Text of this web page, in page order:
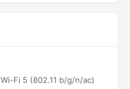
Wi-Fi 5 (802.11 b/g/n/ac)